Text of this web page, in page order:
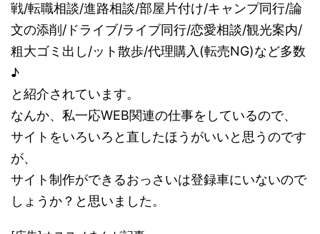
戦/転職相談/進路相談/部屋片付け/キャンプ同行/論
文の添削/ドライブ/ライブ同行/恋愛相談/観光案内/
粗大ゴミ出し/ット散歩/代理購入(転売NG)など多数
♪
と紹介されています。
なんか、私一応WEB関連の仕事をしているので、
サイトをいろいろと直したほうがいいと思うのです
が、
サイト制作ができるおっさいは登録車にいないので
しょうか？と思いました。